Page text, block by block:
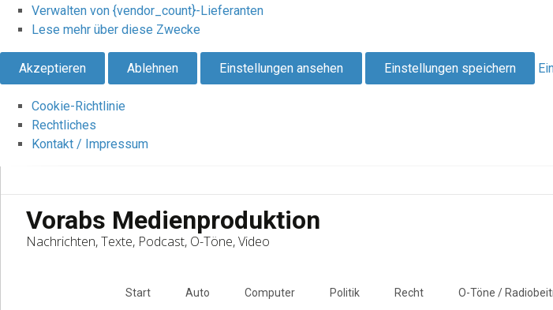
Verwalten von {vendor_count}-Lieferanten
Lese mehr über diese Zwecke
Akzeptieren Ablehnen Einstellungen ansehen Einstellungen speichern
Cookie-Richtlinie
Rechtliches
Kontakt / Impressum
Vorabs Medienproduktion
Nachrichten, Texte, Podcast, O-Töne, Video
Start Auto Computer Politik Recht O-Töne /